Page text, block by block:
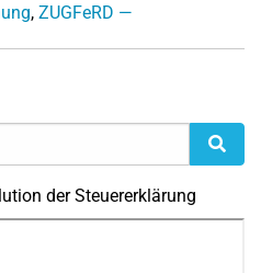
, ZUGFeRD —
der Steuererklärung